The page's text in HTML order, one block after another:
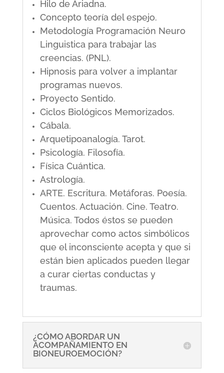
Hilo de Ariadna.
Concepto teoría del espejo.
Metodología Programación Neuro
Linguistica para trabajar las
creencias. (PNL).
Hipnosis para volver a implantar
programas nuevos.
Proyecto Sentido.
Ciclos Biológicos Memorizados.
Cábala.
Arquetipoanalogía. Tarot.
Psicología. Filosofía.
Física Cuántica.
Astrología.
ARTE. Escritura. Metáforas. Poesía.
Cuentos. Actuación. Cine. Teatro.
Música. Todos éstos se pueden
aprovechar como actos simbólicos
que el inconsciente acepta y que si
están bien aplicados pueden llegar
a curar ciertas conductas y
traumas.
¿CÓMO ABORDAR UN
ACOMPAÑAMIENTO EN
BIONEUROEMOCIÓN?